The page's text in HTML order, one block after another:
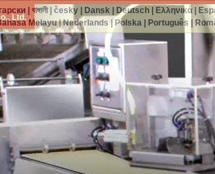
Ltd.
| বাঙ্গালী| česky| Dansk| Deutsch| Ελληνικά|
Melayu|Nederlands Polska Português